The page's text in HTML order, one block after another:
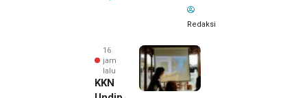
Redaksi
16
jam
lalu
KKN